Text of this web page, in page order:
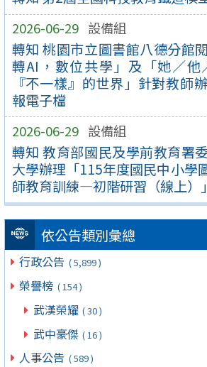
2026-06-29 設備組
轉知 桃園市立圖書館八德分館
轉AI，數位共學」及「她／他
『不一樣』的世界」針對教師
報電子檔
2026-06-29 設備組
轉知 教育部國民及學前教育署
大學辦理「115年度國民中小學
師教育訓練—初階研習（線上）」
依公告類別彙總
行政公告 ( 5,899 )
榮譽榜 ( 154 )
武漢榮耀 ( 30 )
武中豪傑 ( 16 )
人事公告 ( 589 )